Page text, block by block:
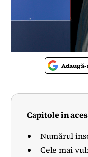
Capitole în
Numărul
Cele mai